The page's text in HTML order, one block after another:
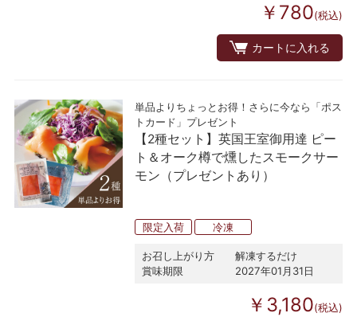
￥780(税込)
カートに入れる
単品よりちょっとお得！さらに今なら「ポス
トカード」プレゼント
【2種セット】英国王室御用達 ピー
ト＆オーク樽で燻したスモークサー
モン（プレゼントあり）
限定入荷 冷凍
お召し上がり方
解凍するだけ
賞味期限
2027年01月31日
￥3,180(税込)